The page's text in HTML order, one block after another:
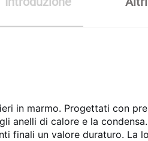
in marmo. Progettati con
di calore e la
finali un valore duraturo. La